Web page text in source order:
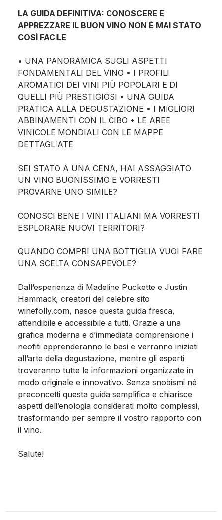
LA GUIDA DEFINITIVA: CONOSCERE E
APPREZZARE IL BUON VINO NON È MAI STATO
COSÌ FACILE
• UNA PANORAMICA SUGLI ASPETTI
FONDAMENTALI DEL VINO • I PROFILI
AROMATICI DEI VINI PIÙ POPOLARI E DI
QUELLI PIÙ PRESTIGIOSI • UNA GUIDA
PRATICA ALLA DEGUSTAZIONE • I MIGLIORI
ABBINAMENTI CON IL CIBO • LE AREE
VINICOLE MONDIALI CON LE MAPPE
DETTAGLIATE
SEI STATO A UNA CENA, HAI ASSAGGIATO
UN VINO BUONISSIMO E VORRESTI
PROVARNE UNO SIMILE?
CONOSCI BENE I VINI ITALIANI MA VORRESTI
ESPLORARE NUOVI TERRITORI?
QUANDO COMPRI UNA BOTTIGLIA VUOI FARE
UNA SCELTA CONSAPEVOLE?
Dall’esperienza di Madeline Puckette e Justin
Hammack, creatori del celebre sito
winefolly.com, nasce questa guida fresca,
attendibile e accessibile a tutti. Grazie a una
grafica moderna e d’immediata comprensione i
neofiti apprenderanno le basi e verranno iniziati
all’arte della degustazione, mentre gli esperti
troveranno tutte le informazioni organizzate in
modo originale e innovativo. Senza snobismi né
preconcetti questa guida semplifica e chiarisce
aspetti dell’enologia considerati molto complessi,
trasformando per sempre il vostro rapporto con
il vino.
Salute!